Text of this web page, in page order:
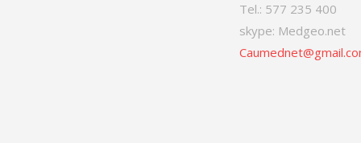
Tel.: 577 235 400
skype: Medgeo.net